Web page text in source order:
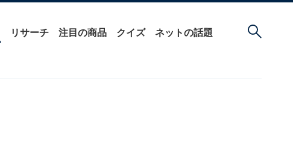
リサーチ 注目の商品 クイズ ネットの話題